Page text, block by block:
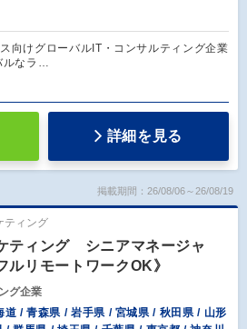
向けグローバルIT・コンサルティング企業
ルなラ…
詳細を見る
掲載期間：26/08/06～26/08/19
ティング
ティング シニアマネージャ
リモートワークOK》
グ企業
道 / 青森県 / 岩手県 / 宮城県 / 秋田県 / 山形